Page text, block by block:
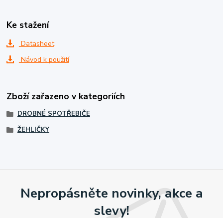
Ke stažení
Datasheet
Návod k použití
Zboží zařazeno v kategoriích
DROBNÉ SPOTŘEBIČE
ŽEHLIČKY
Nepropásněte novinky, akce a
slevy!